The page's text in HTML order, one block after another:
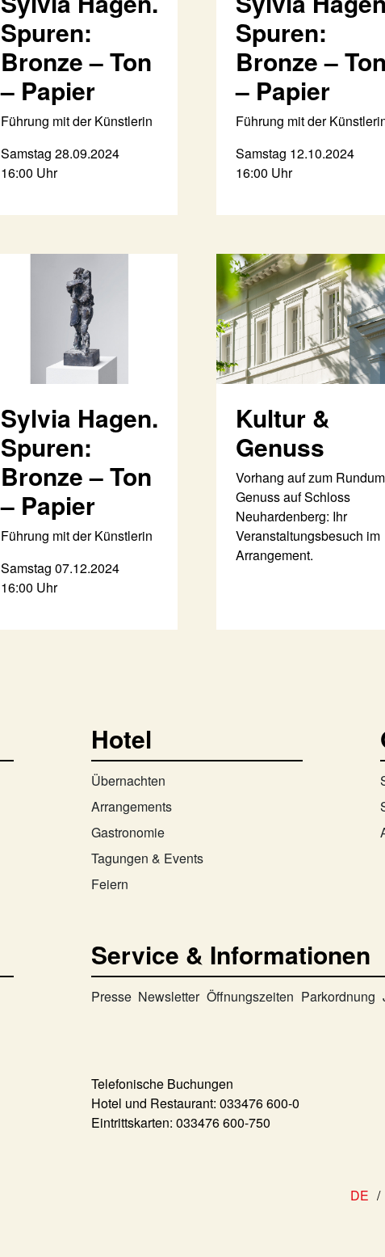
Spuren:
Bronze – Ton
– Papier
Führung mit der Künstlerin
Samstag 28.09.2024
16:00 Uhr
Spuren:
Bronze – Ton
– Papier
Führung mit der
Samstag 12.10.2024
16:00 Uhr
Sylvia Hagen.
Spuren:
Bronze – Ton
– Papier
Führung mit der Künstlerin
Samstag 07.12.2024
16:00 Uhr
Kultur &
Genuss
Vorhang auf zum
Genuss auf Schloss
Neuhardenberg: Ihr
Veranstaltungsbesuch im
Arrangement.
Hotel
Übernachten
Arrangements
Gastronomie
Tagungen & Events
Feiern
Service & Informationen
Presse Newsletter Öffnungszeiten Parkordnung
Telefonische Buchungen
Hotel und Restaurant: 033476 600-0
Eintrittskarten: 033476 600-750
DE